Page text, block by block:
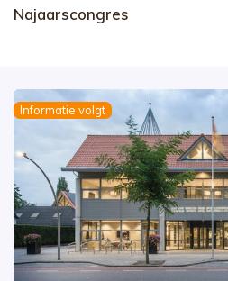
Najaarscongres
Informatie volgt